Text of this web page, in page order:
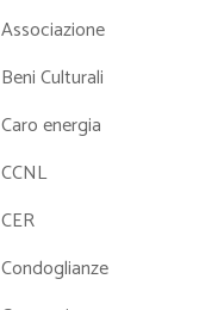
Associazione
Beni Culturali
Caro energia
CCNL
CER
Condoglianze